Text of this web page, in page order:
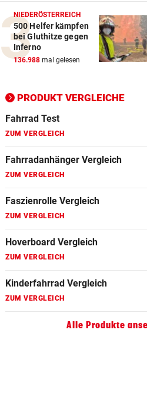
Linzer kämpfen
aktuell gegen
heiße
Temperaturen
Cobra
Dorotheum,
ist
NIEDERÖSTERREICH
500 Helfer kämpfen
bei Gluthitze gegen
Inferno
136.988 mal gelesen
PRODUKT VERGLEICHE
E-Bike Vergleich
ZUM VERGLEICH
Elektro-Scooter Vergleich
Ergometer Vergleich
Fahrrad Test
Fahrradanhänger Vergleich
Faszienrolle Vergleich
Hoverboard Vergleich
Kinderfahrrad Vergleich
Alle Produkte